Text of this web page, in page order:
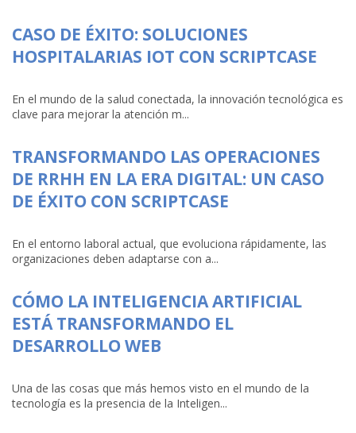
CASO DE ÉXITO: SOLUCIONES
HOSPITALARIAS IOT CON SCRIPTCASE
En el mundo de la salud conectada, la innovación tecnológica es
clave para mejorar la atención m...
TRANSFORMANDO LAS OPERACIONES
DE RRHH EN LA ERA DIGITAL: UN CASO
DE ÉXITO CON SCRIPTCASE
En el entorno laboral actual, que evoluciona rápidamente, las
organizaciones deben adaptarse con a...
CÓMO LA INTELIGENCIA ARTIFICIAL
ESTÁ TRANSFORMANDO EL
DESARROLLO WEB
Una de las cosas que más hemos visto en el mundo de la
tecnología es la presencia de la Inteligen...